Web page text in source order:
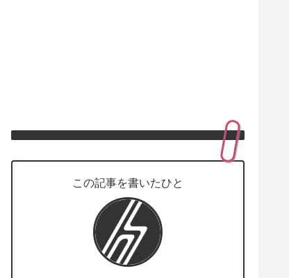
この記事を書いたひと